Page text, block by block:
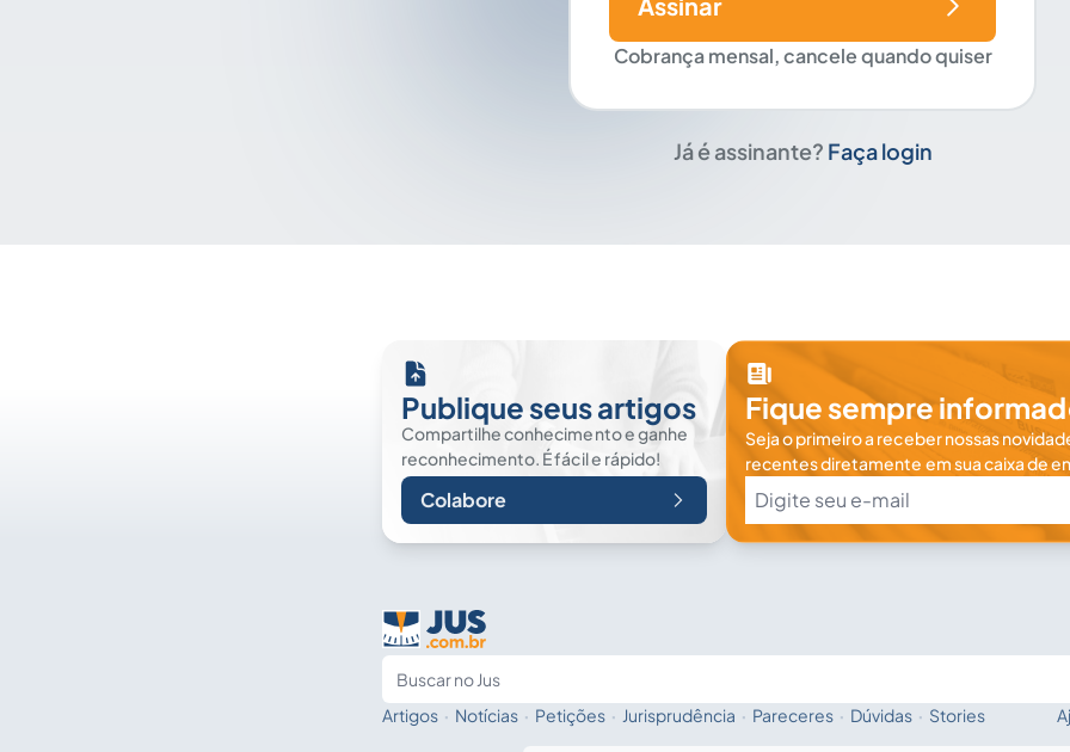
Cobrança mensal, cancele quando quiser
Já é assinante? Faça login
Publique seus artigos
Compartilhe conhecimento e ganhe
reconhecimento. É fácil e rápido!
Colabore
Fique sempre
Seja o primeiro a receber nossas
recentes diretamente em sua caixa de
Artigos · Notícias · Petições · Jurisprudência · Pareceres · Dúvidas · Stories